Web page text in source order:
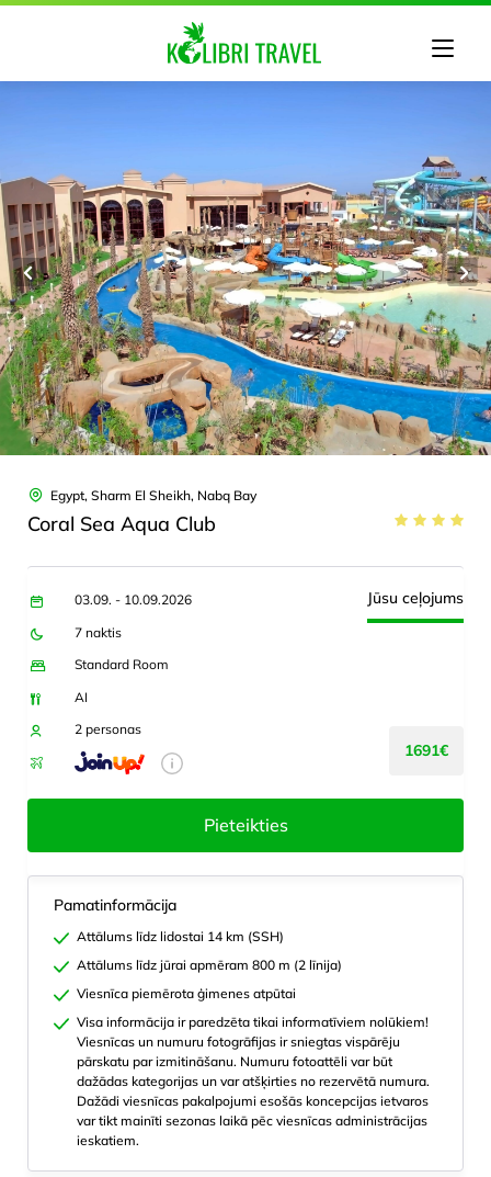
Egypt, Sharm El Sheikh, Nabq Bay
Coral Sea Aqua Club
03.09. - 10.09.2026
7 naktis
Standard Room
AI
2 personas
Jūsu ceļojums
1691€
Pieteikties
Pamatinformācija
Attālums līdz lidostai 14 km (SSH)
Attālums līdz jūrai apmēram 800 m (2 līnija)
Viesnīca piemērota ģimenes atpūtai
Visa informācija ir paredzēta tikai informatīviem nolūkiem!
Viesnīcas un numuru fotogrāfijas ir sniegtas vispārēju
pārskatu par izmitināšanu. Numuru fotoattēli var būt
dažādas kategorijas un var atšķirties no rezervētā numura.
Dažādi viesnīcas pakalpojumi esošās koncepcijas ietvaros
var tikt mainīti sezonas laikā pēc viesnīcas administrācijas
ieskatiem.